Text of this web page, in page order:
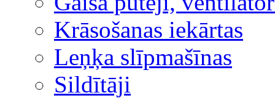
Krāsošanas iekārtas
Leņķa slīpmašīnas
Sildītāji